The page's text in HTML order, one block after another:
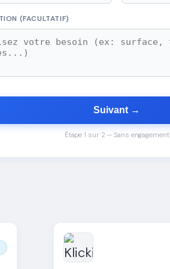
(FACULTATIF)
Suivant →
Étape 1 sur 2 — Sans engagement